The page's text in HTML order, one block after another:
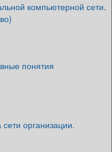
компьютерной сети.
понятия
организации.